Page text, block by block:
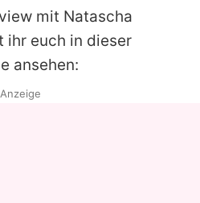
mit Natascha
ihr euch in dieser
ansehen:
Anzeige